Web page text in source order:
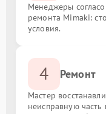
Менеджеры
ремонта Mimaki:
условия.
4 Ремонт
Мастер
неисправную